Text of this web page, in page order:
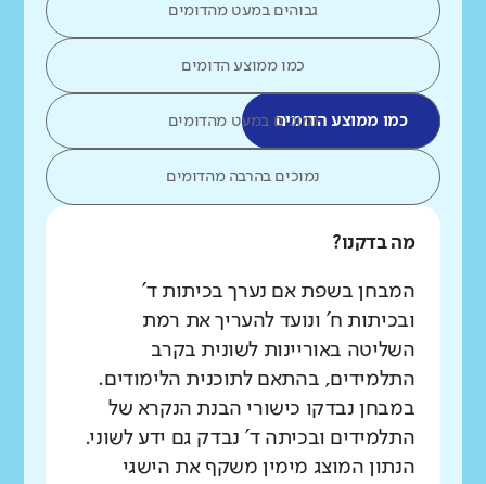
גבוהים במעט מהדומים
כמו ממוצע הדומים
כמו ממוצע הדומיםנמוכים במעט מהדומים
נמוכים בהרבה מהדומים
מה בדקנו?
המבחן בשפת אם נערך בכיתות ד'
ובכיתות ח' ונועד להעריך את רמת
השליטה באוריינות לשונית בקרב
התלמידים, בהתאם לתוכנית הלימודים.
במבחן נבדקו כישורי הבנת הנקרא של
התלמידים ובכיתה ד' נבדק גם ידע לשוני.
הנתון המוצג מימין משקף את הישגי